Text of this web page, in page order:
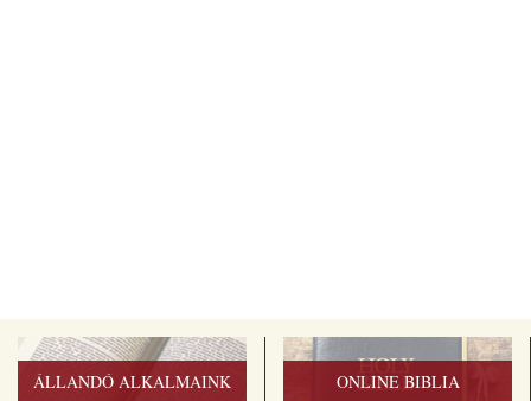
ÁLLANDÓ ALKALMAINK ONLINE BIBLIA